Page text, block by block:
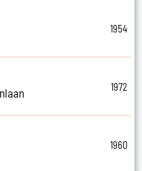
1954
1972
1960